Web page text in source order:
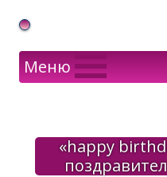
Gif Открытки в подарок
Меню
«happy